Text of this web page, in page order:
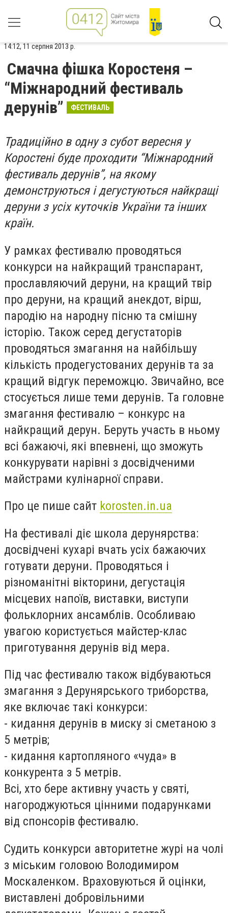
14:12, 11 серпня 2013 р.
Смачна фішка Коростеня –
“Міжнародний фестиваль
дерунів”
ФЕСТИВАЛЬ
Традиційно в одну з субот вересня у
Коростені буде проходити “Міжнародний
фестиваль дерунів”, на якому
демонструються і дегустуються найкращі
деруни з усіх куточків України та інших
країн.
У рамках фестивалю проводяться
конкурси на найкращий транспарант,
прославляючий деруни, на кращий твір
про деруни, на кращий анекдот, вірш,
пародію на народну пісню та смішну
історію. Також серед дегустаторів
проводяться змагання на найбільшу
кількість продегустованих дерунів та за
кращий відгук переможцю. Звичайно, все
стосується лише теми дерунів. Та головне
змагання фестивалю – конкурс на
найкращий дерун. Беруть участь в ньому
всі бажаючі, які впевнені, що зможуть
конкурувати нарівні з досвідченими
майстрами кулінарної справи.
Про це пише сайт korosten.in.ua
На фестивалі діє школа дерунярства:
досвідчені кухарі вчать усіх бажаючих
готувати деруни. Проводяться і
різноманітні вікторини, дегустація
місцевих напоїв, виставки, виступи
фольклорних ансамблів. Особливаю
увагою користується майстер-клас
приготування дерунів від мера.
Під час фестивалю також відбуваються
змагання з Дерунярського триборства,
яке включає такі конкурси:
- кидання дерунів в миску зі сметаною з
5 метрів;
- кидання картопляного «чуда» в
конкурента з 5 метрів.
Всі, хто бере активну участь у святі,
нагороджуються цінними подарунками
від спонсорів фестивалю.
Судить конкурси авторитетне журі на чолі
з міським головою Володимиром
Москаленком. Враховуються й оцінки,
виставлені добровільними